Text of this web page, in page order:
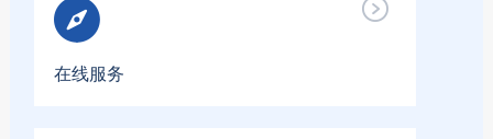
在线服务